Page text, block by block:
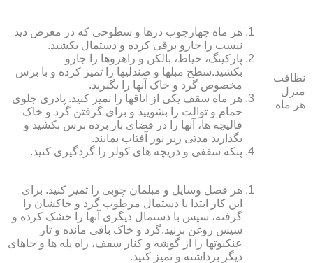
نظافت
منزل
هر ماه
هر ماه چهارچوب درها و سطوحی که در معرض دید
نیست را جارو برقی کرده و دستمال بکشید.
پارکینگ، حیاط، بالکن و راهروها را جارو
بکشید.سطح مبل‏ها و صندلی‏ها را تمیز کرده و با برس
مخصوص گرد و خاک آنها را بگیرید.
هر ماه سقف یکی از اتاق‏ها را تمیز کنید. پادری جلوی
حمام و توالت را بشویید و برای گرفتن گرد و خاک
قالیچه‏ ها، آنها را در فضای باز برده برس بکشید و
بگذارید مدتی زیر نور آفتاب بمانند.
پنکه سقفی و دریچه‏ های کولر را گردگیری کنید.
هر فصل وسایل و مبلمان چوبی را تمیز کنید. برای
این کار ابتدا با دستمال مرطوب گرد و خاک‏شان را
گرفته، سپس با دستمال دیگری آنها را خشک کرده و
سپس روغن بزنید.گرد و خاک باقی مانده و تار
عنکبوت‏ها را از گوشه و کنار سقف، راه پله‏ ها و جاهای
دیگر برداشته و تمیز کنید.